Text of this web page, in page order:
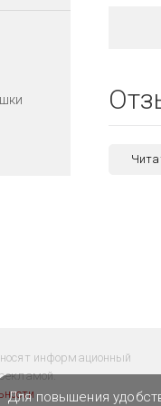
информационный
Для повышения